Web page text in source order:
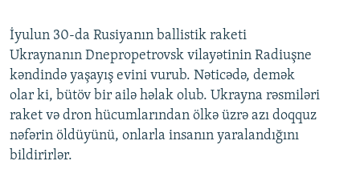
İyulun 30-da Rusiyanın ballistik raketi
Ukraynanın Dnepropetrovsk vilayətinin Radiuşne
kəndində yaşayış evini vurub. Nəticədə, demək
olar ki, bütöv bir ailə həlak olub. Ukrayna rəsmiləri
raket və dron hücumlarından ölkə üzrə azı doqquz
nəfərin öldüyünü, onlarla insanın yaralandığını
bildirirlər.